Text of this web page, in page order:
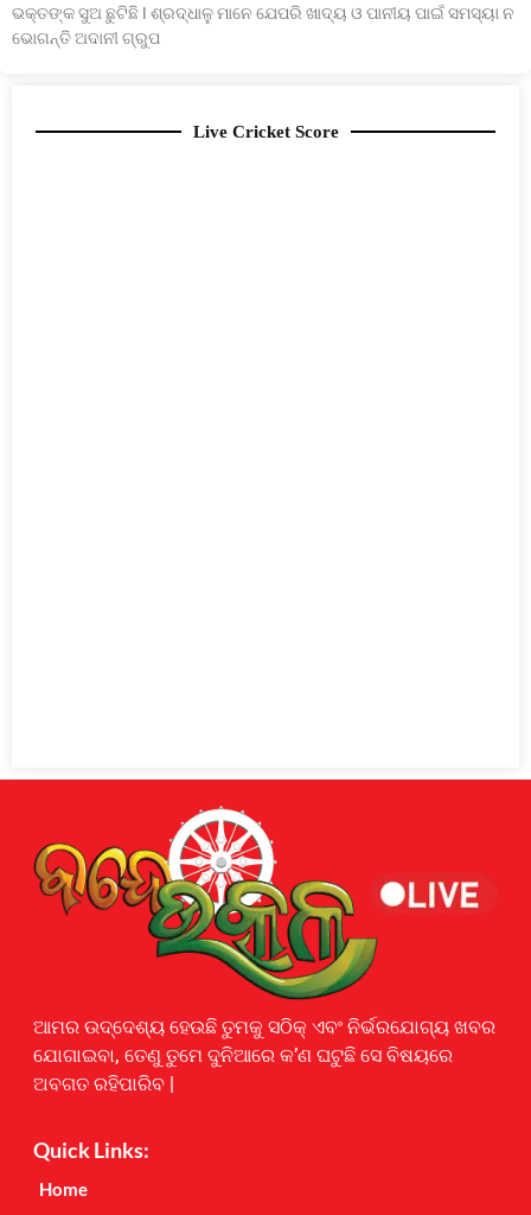
ଭକ୍ତଙ୍କ ସୁଅ ଛୁଟିଛି l ଶ୍ରଦ୍ଧାଳୁ ମାନେ ଯେପରି ଖାଦ୍ୟ ଓ ପାନୀୟ ପାଇଁ ସମସ୍ୟା ନ
ଭୋଗନ୍ତି ଅଦାନୀ ଗ୍ରୁପ
Live Cricket Score
ଆମର ଉଦ୍ଦେଶ୍ୟ ହେଉଛି ତୁମକୁ ସଠିକ୍ ଏବଂ ନିର୍ଭରଯୋଗ୍ୟ ଖବର
ଯୋଗାଇବା, ତେଣୁ ତୁମେ ଦୁନିଆରେ କ’ଣ ଘଟୁଛି ସେ ବିଷୟରେ
ଅବଗତ ରହିପାରିବ |
Quick Links:
Home